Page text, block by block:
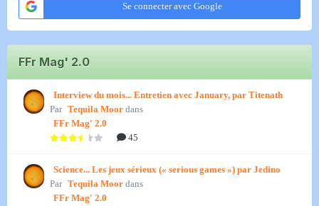
Se connecter avec Google
FFr Mag' 2.0
Interview du mois... Entretien avec January, par Titenath
Par Tequila Moor dans
FFr Mag' 2.0
45
Science... Les jeux sérieux (« serious games ») par Jedino
Par Tequila Moor dans
FFr Mag' 2.0